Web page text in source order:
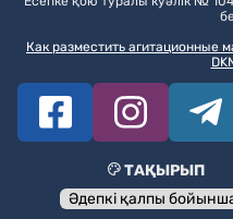
Как разместить агитационные
ТАҚЫРЫП